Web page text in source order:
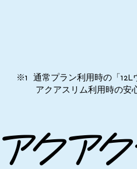
​※1 通常プラン利用時の「12L
アクアスリム利用時の安心
アクア